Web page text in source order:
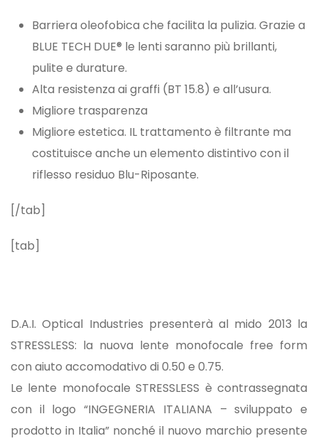
Barriera oleofobica che facilita la pulizia. Grazie a
BLUE TECH DUE® le lenti saranno più brillanti,
pulite e durature.
Alta resistenza ai graffi (BT 15.8) e all’usura.
Migliore trasparenza
Migliore estetica. IL trattamento è filtrante ma
costituisce anche un elemento distintivo con il
riflesso residuo Blu-Riposante.
[/tab]
[tab]
D.A.I. Optical Industries presenterà al mido 2013 la
STRESSLESS: la nuova lente monofocale free form
con aiuto accomodativo di 0.50 e 0.75.
Le lente monofocale STRESSLESS è contrassegnata
con il logo “INGEGNERIA ITALIANA – sviluppato e
prodotto in Italia” nonché il nuovo marchio presente